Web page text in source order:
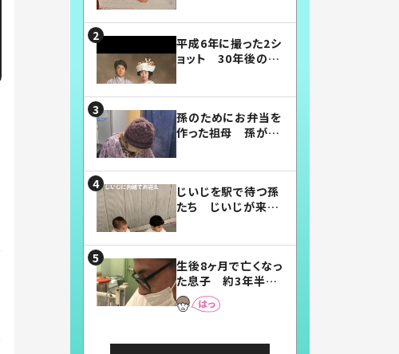
平成6年に撮った2シ
ョット 30年後の姿
孫のためにお弁当を
作った祖母 孫が絶
じいじを駅で待つ孫
たち じいじが来た
まらない」「幸せにな
れる」
生後8ヶ月で亡くなっ
た息子 約3年半
後、当時の妻の日記
に書いてあった本音